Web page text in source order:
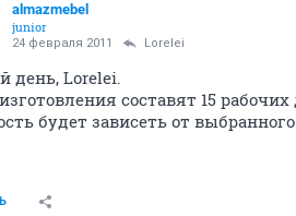
almazmebel
junior
24 февраля 2011 Lorelei
день, Lorelei.
составят 15
будет зависеть от